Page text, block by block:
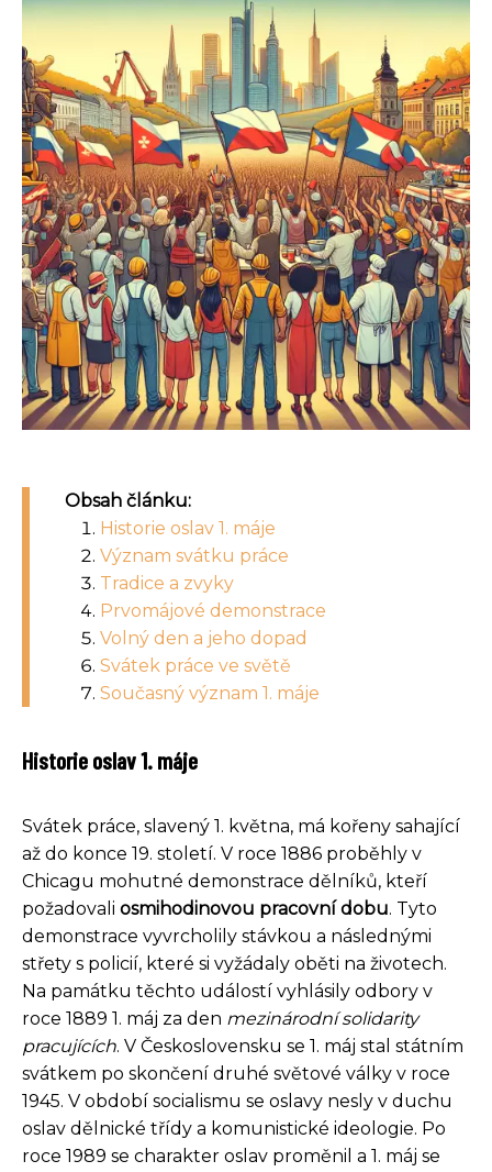
Obsah článku:
Historie oslav 1. máje
Význam svátku práce
Tradice a zvyky
Prvomájové demonstrace
Volný den a jeho dopad
Svátek práce ve světě
Současný význam 1. máje
Historie oslav 1. máje
Svátek práce, slavený 1. května, má kořeny sahající
až do konce 19. století. V roce 1886 proběhly v
Chicagu mohutné demonstrace dělníků, kteří
požadovali osmihodinovou pracovní dobu. Tyto
demonstrace vyvrcholily stávkou a následnými
střety s policií, které si vyžádaly oběti na životech.
Na památku těchto událostí vyhlásily odbory v
roce 1889 1. máj za den mezinárodní solidarity
pracujících. V Československu se 1. máj stal státním
svátkem po skončení druhé světové války v roce
1945. V období socialismu se oslavy nesly v duchu
oslav dělnické třídy a komunistické ideologie. Po
roce 1989 se charakter oslav proměnil a 1. máj se